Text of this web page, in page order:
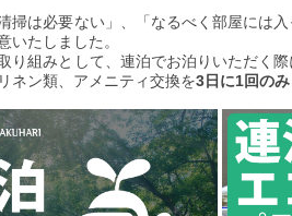
掃は必要ない」、「なるべく部屋には
いたしました。
り組みとして、連泊でお泊りいただく
ネン類、アメニティ交換を3日に1回のみ